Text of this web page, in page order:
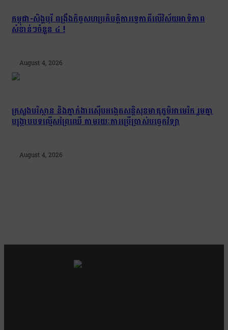
កម្ពុជា-សិង្ហបុរី ពង្រឹងកិច្ចសហប្រតិបត្តិការទ្វេភាគីលើវិស័យអាទិភាព
សំខាន់ៗចំនួន ៤ !
August 4, 2026
ក្រសួងបរិស្ថាន និងភ្នាក់ងារស៊ើបអង្កេតសន្តិសុខមាតុភូមិអាមេរិក រួមគ្នា
បង្រ្កាបបទល្មើសព្រៃឈើ តាមរយៈការប្រើប្រាស់បច្ចេកវិទ្យា
August 4, 2026